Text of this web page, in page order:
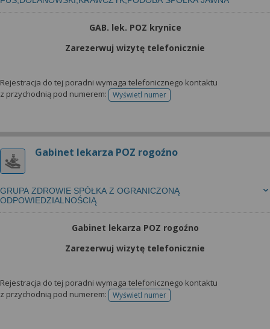
GAB. lek. POZ krynice
Zarezerwuj wizytę telefonicznie
Rejestracja do tej poradni wymaga telefonicznego kontaktu
z przychodnią pod numerem:
Wyświetl numertelefonu do rejestracji
Gabinet lekarza POZ rogoźno
GRUPA ZDROWIE SPÓŁKA Z OGRANICZONĄ
ODPOWIEDZIALNOŚCIĄ
Gabinet lekarza POZ rogoźno
Zarezerwuj wizytę telefonicznie
Rejestracja do tej poradni wymaga telefonicznego kontaktu
z przychodnią pod numerem:
Wyświetl numertelefonu do rejestracji